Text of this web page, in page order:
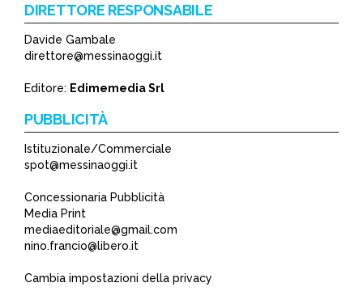
*
DIRETTORE RESPONSABILE
Davide Gambale
direttore@messinaoggi.it
Editore: Edimemedia Srl
PUBBLICITÀ
Istituzionale/Commerciale
spot@messinaoggi.it
Concessionaria Pubblicità
Media Print
mediaeditoriale@gmail.com
nino.francio@libero.it
Cambia impostazioni della privacy